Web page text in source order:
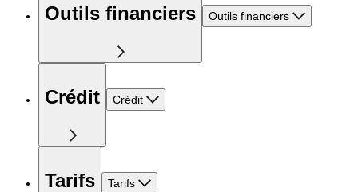
Outils financiers Outils financiers
Crédit Crédit
Tarifs Tarifs